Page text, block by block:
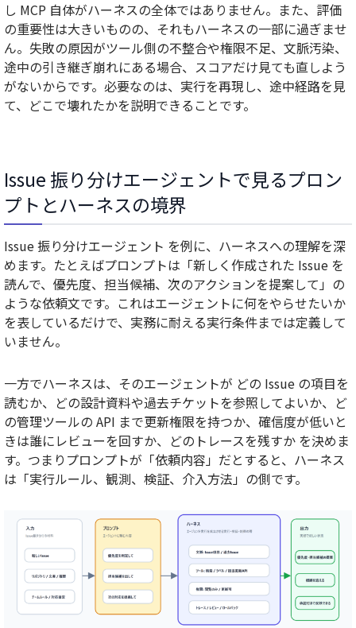
し MCP 自体がハーネスの全体ではありません。また、評価
の重要性は大きいものの、それもハーネスの一部に過ぎませ
ん。失敗の原因がツール側の不整合や権限不足、文脈汚染、
途中の引き継ぎ崩れにある場合、スコアだけ見ても直しよう
がないからです。必要なのは、実行を再現し、途中経路を見
て、どこで壊れたかを説明できることです。
Issue 振り分けエージェントで見るプロン
プトとハーネスの境界
Issue 振り分けエージェント を例に、ハーネスへの理解を深
めます。たとえばプロンプトは「新しく作成された Issue を
読んで、優先度、担当候補、次のアクションを提案して」の
ような依頼文です。これはエージェントに何をやらせたいか
を表しているだけで、実務に耐える実行条件までは定義して
いません。
一方でハーネスは、そのエージェントが どの Issue の項目を
読むか、 どの設計資料や過去チケットを参照してよいか、 ど
の管理ツールの API まで更新権限を持つか、 確信度が低いと
きは誰にレビューを回すか、 どのトレースを残すか を決めま
す。つまりプロンプトが「依頼内容」だとすると、ハーネス
は「実行ルール、観測、検証、介入方法」の側です。